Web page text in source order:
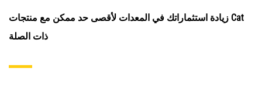
زيادة استثماراتك في المعدات لأقصى حد ممكن مع منتجات Cat
ذات الصلة